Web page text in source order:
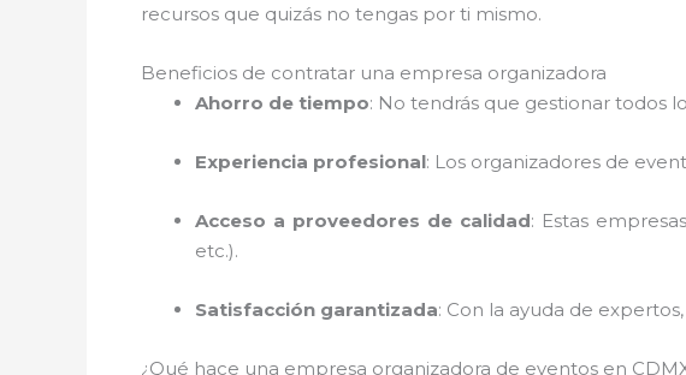
recursos que quizás no tengas por ti mismo.
Beneficios de contratar una empresa organizadora
Ahorro de tiempo: No tendrás que gestionar todos
Experiencia profesional: Los organizadores de
Acceso a proveedores de calidad: Estas
etc.).
Satisfacción garantizada: Con la ayuda de
¿Qué hace una empresa organizadora de eventos en